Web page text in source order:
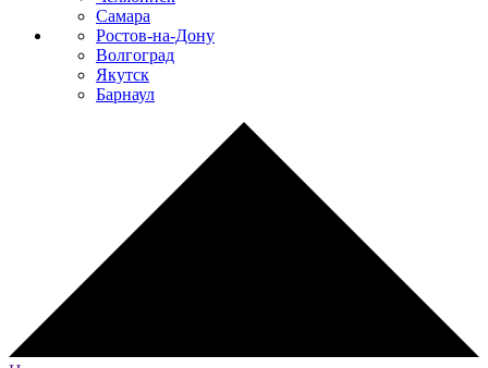
Самара
Ростов-на-Дону
Волгоград
Якутск
Барнаул